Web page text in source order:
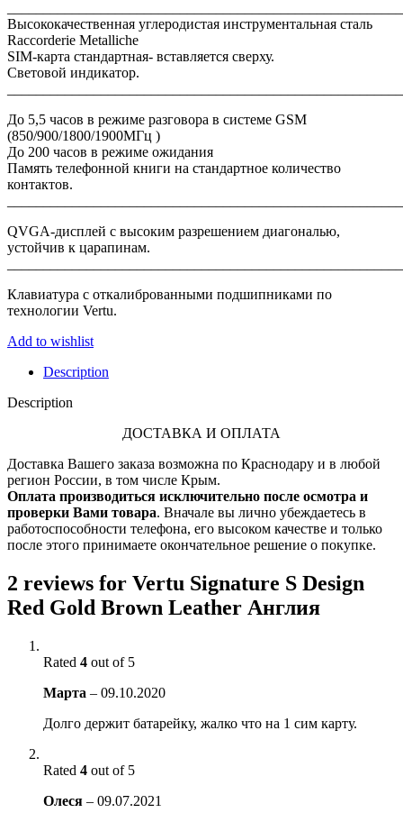
Высококачественная углеродистая инструментальная сталь
Raccorderie Metalliche
SIM-карта стандартная- вставляется сверху.
Световой индикатор.
До 5,5 часов в режиме разговора в системе GSM
(850/900/1800/1900МГц )
До 200 часов в режиме ожидания
Память телефонной книги на стандартное количество
контактов.
QVGA-дисплей с высоким разрешением диагональю,
устойчив к царапинам.
Клавиатура с откалиброванными подшипниками по
технологии Vertu.
Add to wishlist
Description
Description
ДОСТАВКА И ОПЛАТА
Доставка Вашего заказа возможна по Краснодару и в любой
регион России, в том числе Крым.
Оплата производиться исключительно после осмотра и
проверки Вами товара. Вначале вы лично убеждаетесь в
работоспособности телефона, его высоком качестве и только
после этого принимаете окончательное решение о покупке.
2 reviews for Vertu Signature S Design
Red Gold Brown Leather Англия
Rated 4 out of 5
Марта – 09.10.2020
Долго держит батарейку, жалко что на 1 сим карту.
Rated 4 out of 5
Олеся – 09.07.2021